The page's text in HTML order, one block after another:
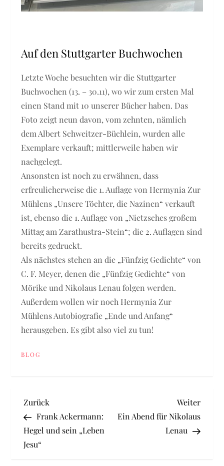
Auf den Stuttgarter Buchwochen
Letzte Woche besuchten wir die Stuttgarter
Buchwochen (13. – 30.11), wo wir zum ersten Mal
einen Stand mit 10 unserer Bücher haben. Das
Foto zeigt neun davon, vom zehnten, nämlich
dem Albert Schweitzer-Büchlein, wurden alle
Exemplare verkauft; mittlerweile haben wir
nachgelegt.
Ansonsten ist noch zu erwähnen, dass
erfreulicherweise die 1. Auflage von Hermynia Zur
Mühlens „Unsere Töchter, die Nazinen“ verkauft
ist, ebenso die 1. Auflage von „Nietzsches großem
Mittag am Zarathustra-Stein“; die 2. Auflagen sind
bereits gedruckt.
Als nächstes stehen an die „Fünfzig Gedichte“ von
C. F. Meyer, denen die „Fünfzig Gedichte“ von
Mörike und Nikolaus Lenau folgen werden.
Außerdem wollen wir noch Hermynia Zur
Mühlens Autobiografie „Ende und Anfang“
herausgeben. Es gibt also viel zu tun!
BLOG
B
e
i
Vorheriger
Beitrag
Zurück
Frank Ackermann:
Hegel und sein „Leben
Jesu“
Weiter
Ein Abend für Nikolaus
Lenau